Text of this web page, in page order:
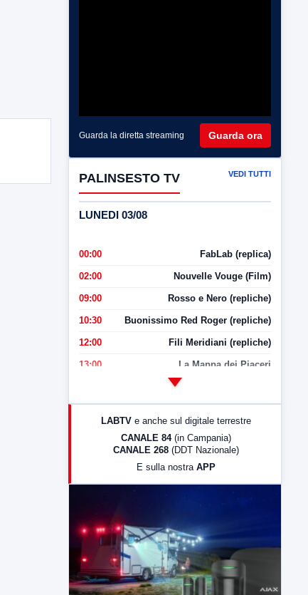
Guarda la diretta streaming Guarda ora
PALINSESTO TV VEDI TUTTI
LUNEDI 03/08
00:00 FabLab (replica)
02:00 Nouvelle Vouge (Film)
09:00 Rosso e Nero (repliche)
10:30 Buonissimo Red Roger (repliche)
12:00 Fili Meridiani (repliche)
13:00 La Mappa dei Piaceri
LabNews (Diretta)
LABTV e anche sul digitale terrestre
CANALE 84 (in Campania)
CANALE 268 (DDT Nazionale)
E sulla nostra APP